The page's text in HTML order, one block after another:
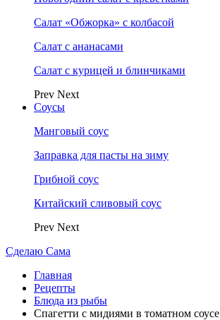
Салат «Обжорка» с колбасой
Салат с ананасами
Салат с курицей и блинчиками
Prev Next
Соусы
Манговый соус
Заправка для пасты на зиму
Грибной соус
Китайский сливовый соус
Prev Next
Сделаю Сама
Главная
Рецепты
Блюда из рыбы
Спагетти с мидиями в томатном соусе